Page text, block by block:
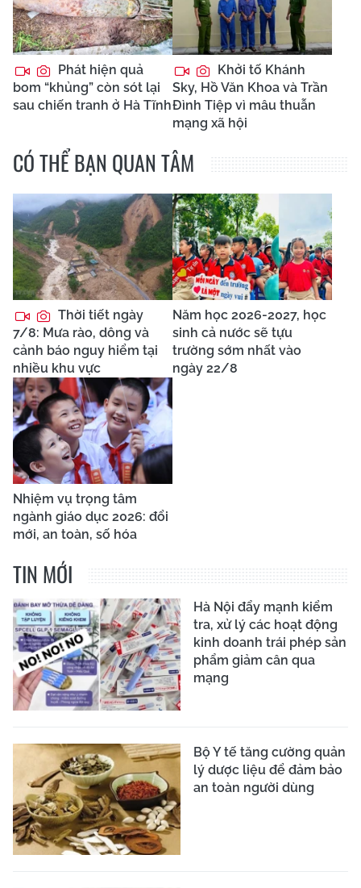
Phát hiện quả
bom “khủng” còn sót lại
sau chiến tranh ở Hà Tĩnh
Khởi tố Khánh
Sky, Hồ Văn Khoa và Trần
Đình Tiệp vì mâu thuẫn
mạng xã hội
CÓ THỂ BẠN QUAN TÂM
Thời tiết ngày
7/8: Mưa rào, dông và
cảnh báo nguy hiểm tại
nhiều khu vực
Năm học 2026-2027, học
sinh cả nước sẽ tựu
trường sớm nhất vào
ngày 22/8
Nhiệm vụ trọng tâm
ngành giáo dục 2026: đổi
mới, an toàn, số hóa
TIN MỚI
Hà Nội đẩy mạnh kiểm
tra, xử lý các hoạt động
kinh doanh trái phép sản
phẩm giảm cân qua
mạng
Bộ Y tế tăng cường quản
lý dược liệu để đảm bảo
an toàn người dùng